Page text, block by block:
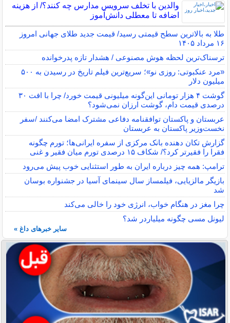
والدین با تخلف سرویس مدارس چه کنند؟/ از هزینه
اضافه تا معطلی دانش‌آموز
طلا به بالاترین سطح قیمتی رسید/ قیمت جدید طلای جهانی امروز
۱۶ مرداد ۱۴۰۵
ترسناک‌ترین لحظه هوش مصنوعی / هشدار تازه پدرخوانده
«مرد عنکبوتی: روزی نو»؛ سریع‌ترین فیلم تاریخ در رسیدن به ۵۰۰
میلیون دلار
گوشت ۴ هزار تومانی این‌گونه میلیونی قیمت خورد/ چرا با افت ۳۰
درصدی قیمت دام، گوشت ارزان نمی‌شود؟
عربستان و پاکستان توافقنامه دفاعی مشترک امضا می‌کنند /سفر
نخست‌وزیر پاکستان به عربستان
گزارش تکان‌ دهنده بانک مرکزی از سفره ایرانی‌ها؛ تورم چگونه
فقرا را فقیرتر کرد؟/ شکاف ۱۵ درصدی تورم میان فقیر و غنی
ترامپ: همه چیز درباره ایران به طور استثنایی خوب پیش می‌رود
بازیگر مالزیایی، فیلمساز سال سینمای آسیا در جشنواره بوسان
شد
چرا مغز در هنگام خواب، انرژی خود را خالی می‌کند
لیونل مسی چگونه میلیاردر شد؟
سایر خبرهای داغ »